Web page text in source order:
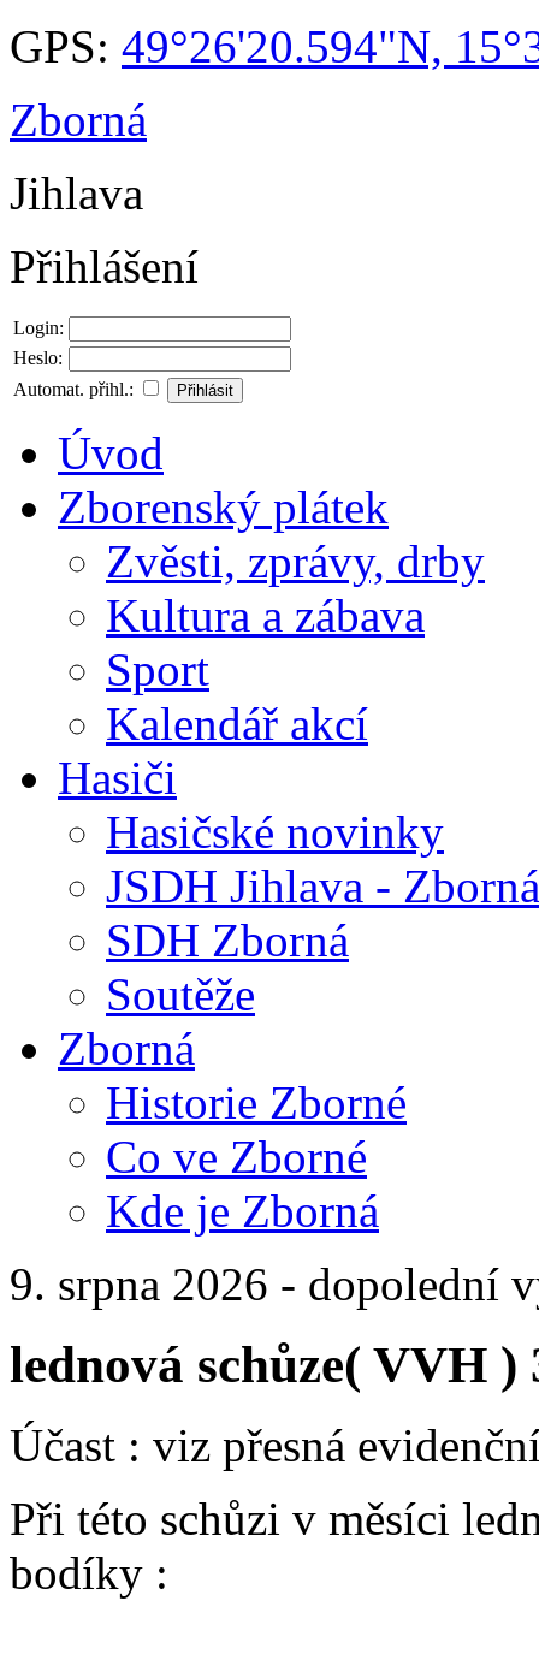
GPS: 49°26'20.594"N,
Zborná
Jihlava
Přihlášení
Login:
Heslo:
Automat. přihl.:
Úvod
Zborenský plátek
Zvěsti, zprávy, drby
Kultura a zábava
Sport
Kalendář akcí
Hasiči
Hasičské novinky
JSDH Jihlava - Zborná
SDH Zborná
Soutěže
Zborná
Historie Zborné
Co ve Zborné
Kde je Zborná
9. srpna 2026 - dopolední
lednová schůze( VVH )
Účast : viz přesná
Při této schůzi v měsíci
bodíky :